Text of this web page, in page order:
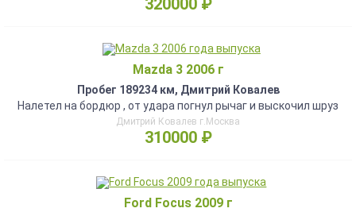
320000 ₽
Mazda 3 2006 г
Пробег 189234 км, Дмитрий Ковалев
Налетел на бордюр , от удара погнул рычаг и выскочил шруз
Дмитрий Ковалев г.Москва
310000 ₽
Ford Focus 2009 г